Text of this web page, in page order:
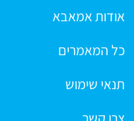
אודות אמאבא
כל המאמרים
תנאי שימוש